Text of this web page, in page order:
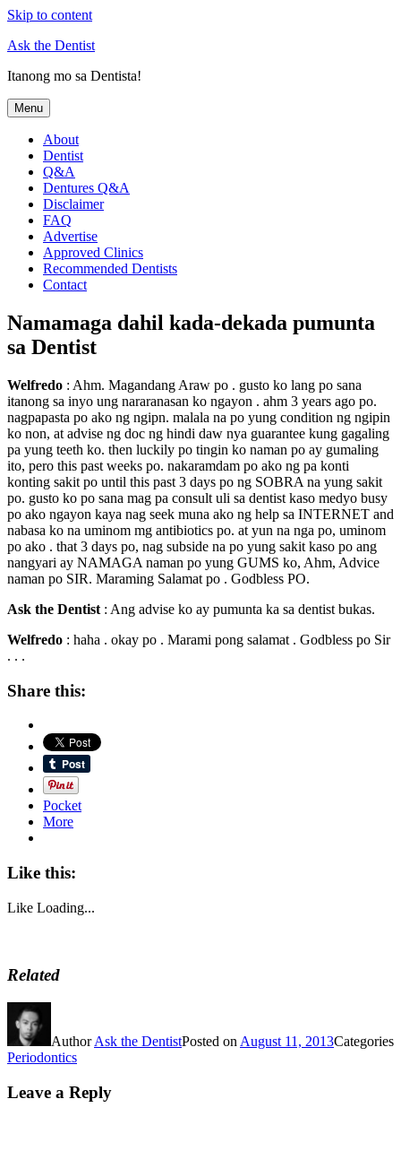
Skip to content
Ask the Dentist
Itanong mo sa Dentista!
Menu
About
Dentist
Q&A
Dentures Q&A
Disclaimer
FAQ
Advertise
Approved Clinics
Recommended Dentists
Contact
Namamaga dahil kada-dekada pumunta
sa Dentist
Welfredo : Ahm. Magandang Araw po . gusto ko lang po sana
itanong sa inyo ung nararanasan ko ngayon . ahm 3 years ago po.
nagpapasta po ako ng ngipn. malala na po yung condition ng ngipin
ko non, at advise ng doc ng hindi daw nya guarantee kung gagaling
pa yung teeth ko. then luckily po tingin ko naman po ay gumaling
ito, pero this past weeks po. nakaramdam po ako ng pa konti
konting sakit po until this past 3 days po ng SOBRA na yung sakit
po. gusto ko po sana mag pa consult uli sa dentist kaso medyo busy
po ako ngayon kaya nag seek muna ako ng help sa INTERNET and
nabasa ko na uminom mg antibiotics po. at yun na nga po, uminom
po ako . that 3 days po, nag subside na po yung sakit kaso po ang
nangyari ay NAMAGA naman po yung GUMS ko, Ahm, Advice
naman po SIR. Maraming Salamat po . Godbless PO.
Ask the Dentist : Ang advise ko ay pumunta ka sa dentist bukas.
Welfredo : haha . okay po . Marami pong salamat . Godbless po Sir
. . .
Share this:
Pocket
More
Like this:
Like Loading...
Related
AuthorAsk the DentistPosted on August 11, 2013Categories
Periodontics
Leave a Reply